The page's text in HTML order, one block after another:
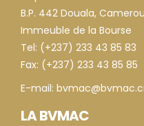
B.P. 442 Douala,
Immeuble de la Bourse
Tel: (+237) 233 43 85 83
Fax: (+237) 233 43 85 85
E-mail:
LA BVMAC